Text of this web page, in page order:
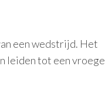
een wedstrijd. Het
leiden tot een vroege